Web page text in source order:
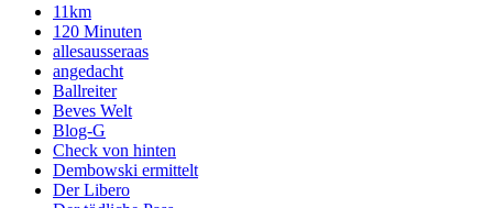
11km
120 Minuten
allesausseraas
angedacht
Ballreiter
Beves Welt
Blog-G
Check von hinten
Dembowski ermittelt
Der Libero